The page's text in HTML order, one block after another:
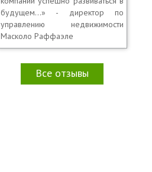
будущем...» - директор по
управлению недвижимости
Масколо Раффаэле
Все отзывы